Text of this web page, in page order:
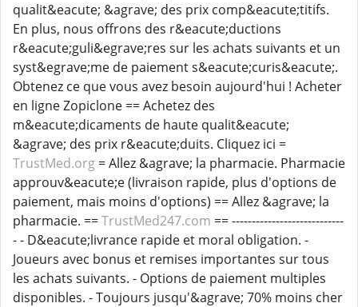
qualit&eacute; &agrave; des prix comp&eacute;titifs.
En plus, nous offrons des r&eacute;ductions
r&eacute;guli&egrave;res sur les achats suivants et un
syst&egrave;me de paiement s&eacute;curis&eacute;.
Obtenez ce que vous avez besoin aujourd'hui ! Acheter
en ligne Zopiclone == Achetez des
m&eacute;dicaments de haute qualit&eacute;
&agrave; des prix r&eacute;duits. Cliquez ici =
TrustMed.org = Allez &agrave; la pharmacie. Pharmacie
approuv&eacute;e (livraison rapide, plus d'options de
paiement, mais moins d'options) == Allez &agrave; la
pharmacie. ==TrustMed247.com == ----------------------------
- - D&eacute;livrance rapide et moral obligation. -
Joueurs avec bonus et remises importantes sur tous
les achats suivants. - Options de paiement multiples
disponibles. - Toujours jusqu'&agrave; 70% moins cher